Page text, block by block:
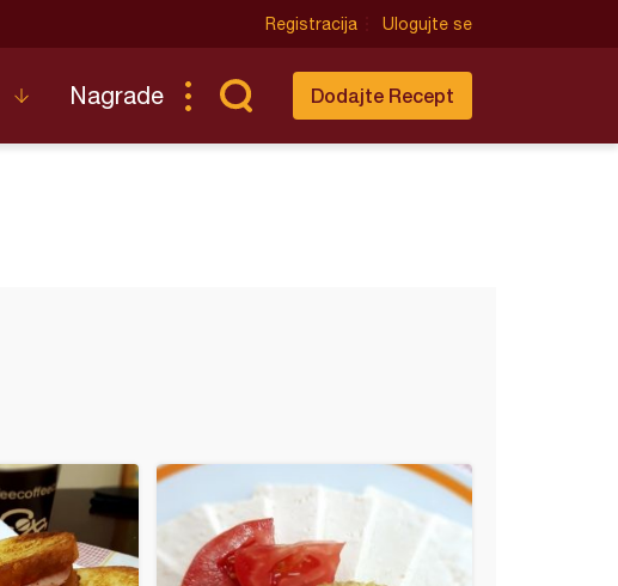
Registracija Ulogujte se
Nagrade Dodajte Recept